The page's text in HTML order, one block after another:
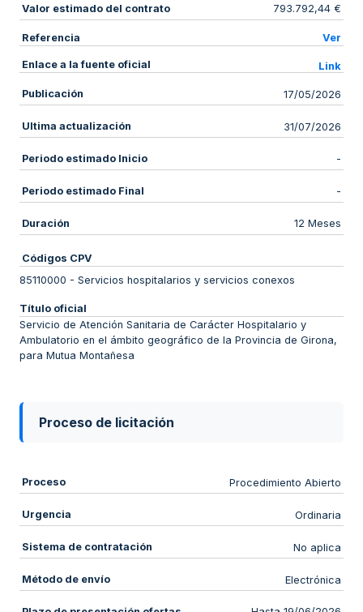
Valor estimado del contrato 793.792,44 €
Referencia Ver
Enlace a la fuente oficial Link
Publicación 17/05/2026
Ultima actualización 31/07/2026
Periodo estimado Inicio -
Periodo estimado Final -
Duración 12 Meses
Códigos CPV
85110000 - Servicios hospitalarios y servicios conexos
Título oficial
Servicio de Atención Sanitaria de Carácter Hospitalario y
Ambulatorio en el ámbito geográfico de la Provincia de Girona,
para Mutua Montañesa
Proceso de licitación
Proceso Procedimiento Abierto
Urgencia Ordinaria
Sistema de contratación No aplica
Método de envío Electrónica